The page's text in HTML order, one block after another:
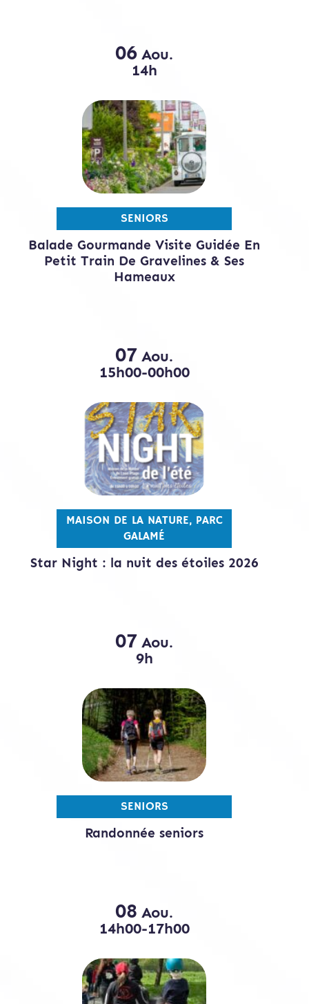
06 Aou.
14h
SENIORS
Balade Gourmande Visite Guidée En
Petit Train De Gravelines & Ses
Hameaux
07 Aou.
15h00-00h00
MAISON DE LA NATURE, PARC
GALAMÉ
Star Night : la nuit des étoiles 2026
07 Aou.
9h
SENIORS
Randonnée seniors
08 Aou.
14h00-17h00